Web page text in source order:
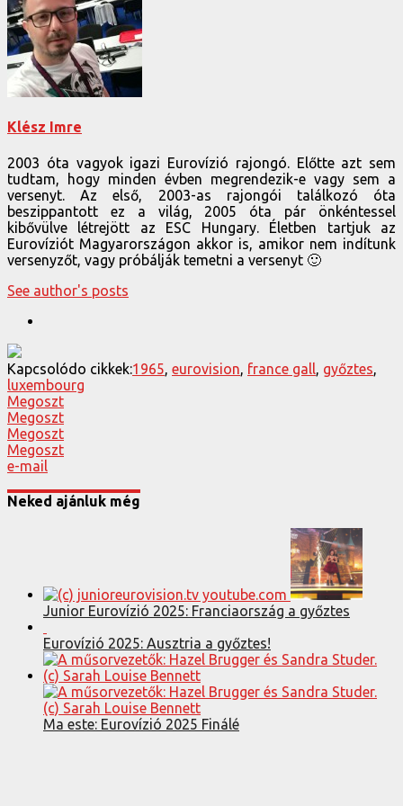
Klész Imre
2003 óta vagyok igazi Eurovízió rajongó. Előtte azt sem
tudtam, hogy minden évben megrendezik-e vagy sem a
versenyt. Az első, 2003-as rajongói találkozó óta
beszippantott ez a világ, 2005 óta pár önkéntessel
kibővülve létrejött az ESC Hungary. Életben tartjuk az
Eurovíziót Magyarországon akkor is, amikor nem indítunk
versenyzőt, vagy próbálják temetni a versenyt 🙂
See author's posts
Kapcsolódo cikkek:1965 eurovision france gall győztes
luxembourg
Megoszt
Megoszt
Megoszt
Megoszt
e-mail
Neked ajánluk még
Junior Eurovízió 2025: Franciaország a győztes
Eurovízió 2025: Ausztria a győztes!
Ma este: Eurovízió 2025 Finálé